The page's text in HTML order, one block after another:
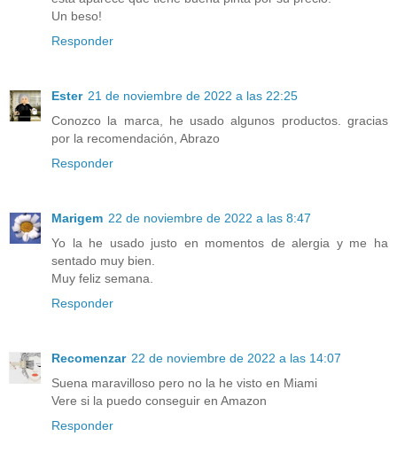
Un beso!
Responder
Ester 21 de noviembre de 2022 a las 22:25
Conozco la marca, he usado algunos productos. gracias
por la recomendación, Abrazo
Responder
Marigem 22 de noviembre de 2022 a las 8:47
Yo la he usado justo en momentos de alergia y me ha
sentado muy bien.
Muy feliz semana.
Responder
Recomenzar 22 de noviembre de 2022 a las 14:07
Suena maravilloso pero no la he visto en Miami
Vere si la puedo conseguir en Amazon
Responder